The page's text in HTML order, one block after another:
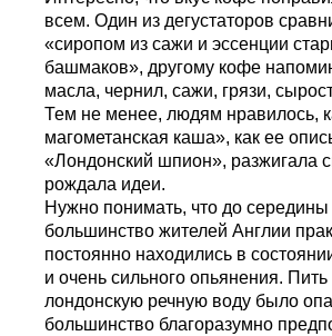
всем. Один из дегустаторов
«сиропом из сажи и эссенции
башмаков», другому кофе
масла, чернил, сажи, грязи,
Тем не менее, людям нравилось,
магометанская каша», как ее
«Лондонский шпион», разжигала
рождала идеи.
Нужно понимать, что до середины
большинство жителей Англии
постоянно находились в
и очень сильного опьянения.
лондонскую речную воду было
большинство благоразумно